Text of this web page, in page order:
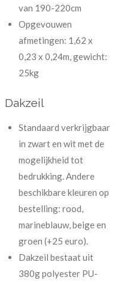
van 190-220cm
Opgevouwen
afmetingen: 1,62 x
0,23 x 0,24m, gewicht:
25kg
Dakzeil
Standaard verkrijgbaar
in zwart en wit met de
mogelijkheid tot
bedrukking. Andere
beschikbare kleuren op
bestelling: rood,
marineblauw, beige en
groen (+25 euro).
Dakzeil bestaat uit
380g polyester PU-